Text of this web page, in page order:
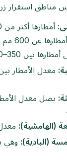
مناطق استقرار
أمطارها أكثر من 350 مم سنوياً، وتشمل:
البعلية فيها مضمونة سنوياً.
سنوات. محاصيلها الرئيسة: القمح، البقوليات، المحاصيل الصيفية.
(الهامشية): معدل الأمطار بين
(البادية): وهي